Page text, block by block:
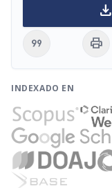
download
format_quote print
INDEXADO EN